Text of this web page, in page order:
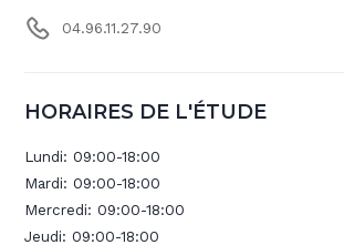
04.96.11.27.90
HORAIRES DE L'ÉTUDE
Lundi:09:00-18:00
Mardi:09:00-18:00
Mercredi:09:00-18:00
Jeudi:09:00-18:00